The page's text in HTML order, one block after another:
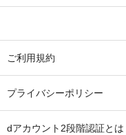
ご利用規約
プライバシーポリシー
dアカウント2段階認証とは